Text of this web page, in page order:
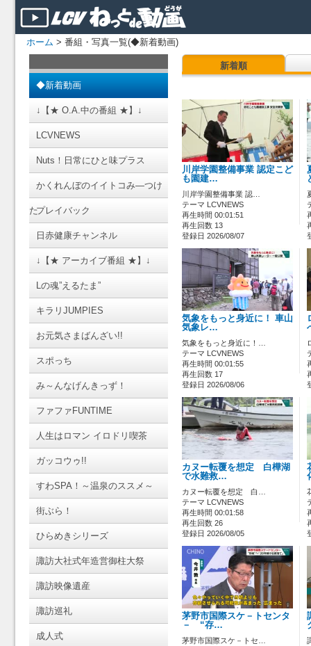
ホーム > 番組・写真一覧(◆新着動画)
◆新着動画
↓【★ O.A.中の番組 ★】↓
LCVNEWS
Nuts！日常にひと味プラス
かくれんぼのイイトコみ―つけ
たプレイバック
日赤健康チャンネル
↓【★ アーカイブ番組 ★】↓
Lの魂”えるたま”
キラリJUMPIES
お元気さまばんざい!!
スポっち
み～んなげんきっず！
ファファFUNTIME
人生はロマン イロドリ喫茶
ガッコウゥ!!
すわSPA！～温泉のススメ～
街ぶら！
ひらめきシリーズ
諏訪大社式年造営御柱大祭
諏訪映像遺産
諏訪巡礼
成人式
新着順
川岸学園整備事業 認定こど
も園建…
川岸学園整備事業 認…
テーマ LCVNEWS
再生時間 00:01:51
再生回数 13
登録日 2026/08/07
気象をもっと身近に！ 車山
気象レ…
気象をもっと身近に！…
テーマ LCVNEWS
再生時間 00:01:55
再生回数 17
登録日 2026/08/06
カヌー転覆を想定 白樺湖
で水難救…
カヌー転覆を想定 白…
テーマ LCVNEWS
再生時間 00:01:58
再生回数 26
登録日 2026/08/05
茅野市国際スケ－トセンタ
－ “存…
茅野市国際スケ－トセ…